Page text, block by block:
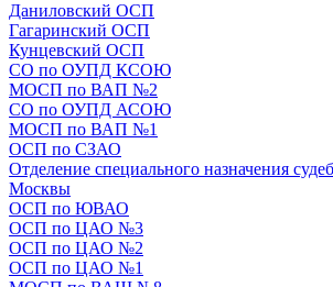
Даниловский ОСП
Гагаринский ОСП
Кунцевский ОСП
СО по ОУПД КСОЮ
МОСП по ВАП №2
СО по ОУПД АСОЮ
МОСП по ВАП №1
ОСП по СЗАО
Отделение специального назначения
Москвы
ОСП по ЮВАО
ОСП по ЦАО №3
ОСП по ЦАО №2
ОСП по ЦАО №1